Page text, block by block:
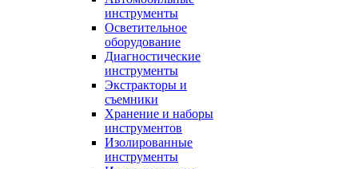
инструменты
Осветительное
оборудование
Диагностические
инструменты
Экстракторы и
съемники
Хранение и наборы
инструментов
Изолированные
инструменты